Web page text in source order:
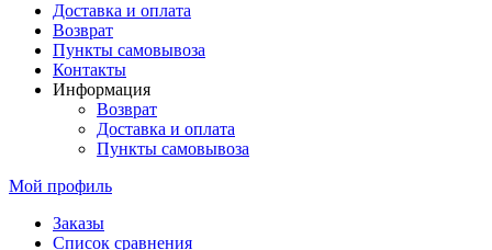
Доставка и оплата
Возврат
Пункты самовывоза
Контакты
Информация
Возврат
Доставка и оплата
Пункты самовывоза
Мой профиль
Заказы
Список сравнения